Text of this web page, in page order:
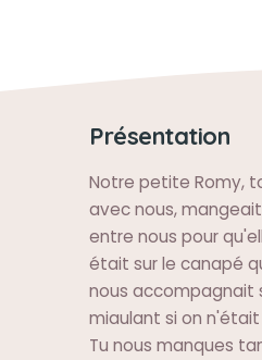
Présentation
Notre petite Romy,
avec nous,
entre nous pour
était sur le canapé
nous accompagnait
miaulant si on
Tu nous manques